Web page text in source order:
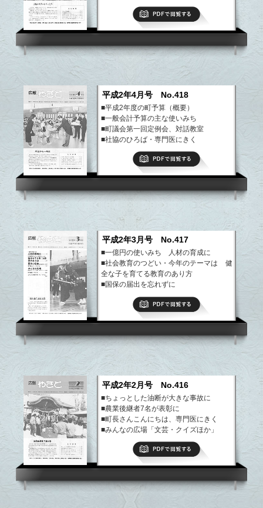
■まちの話題・できごと、その他
■ようこそ八郷の仲間、園芸教室
PDFで閲覧する
平成2年4月号 No.418
■平成2年度の町予算（概要）
■一般会計予算の主な使いみち
■町議会第一回定例会、対話教室
■社協のひろば・専門医にきく
■みんなの広場「文芸・クイズほか」
■ようこそ八郷の仲間、園芸教室
PDFで閲覧する
平成2年3月号 No.417
■一億円の使いみち 人材の育成に
■社会教育のつどい・今年のテーマは 健
全な子を育てる教育のあり方
■国保の届出を忘れずに
■専門医にきく、アイドル
■みんなの広場 私もひとこと、文芸、ク
など
平成2年2月号 No.416
■ちょっとした油断が大きな事故に
■農業後継者7名が表彰に
■町長さんこんにちは、専門医にきく
■みんなの広場「文芸・クイズほか」
■まちの話題・できごと
■ようこそ八郷の仲間、園芸教室
PDFで閲覧する